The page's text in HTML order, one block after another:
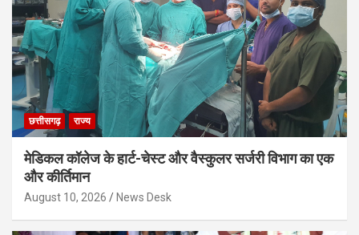
छत्तीसगढ़ राज्य
मेडिकल कॉलेज के हार्ट-चेस्ट और वैस्कुलर सर्जरी विभाग का एक
और कीर्तिमान
August 10, 2026 News Desk